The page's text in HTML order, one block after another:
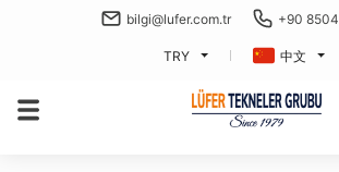
bilgi@lufer.com.tr +90
TRY 中文